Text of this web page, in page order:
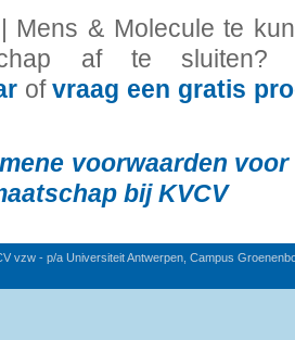
Mens & Molecule te
af te
ofvraag een gratis
voorwaarden
bij KVCV
vzw - p/a Universiteit Antwerpen, Campus